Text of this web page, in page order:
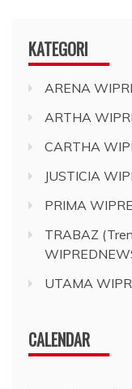
KATEGORI
ARENA
ARTHA
CARTHA
JUSTICIA
PRIMA
TRABAZ
UTAMA
CALENDAR